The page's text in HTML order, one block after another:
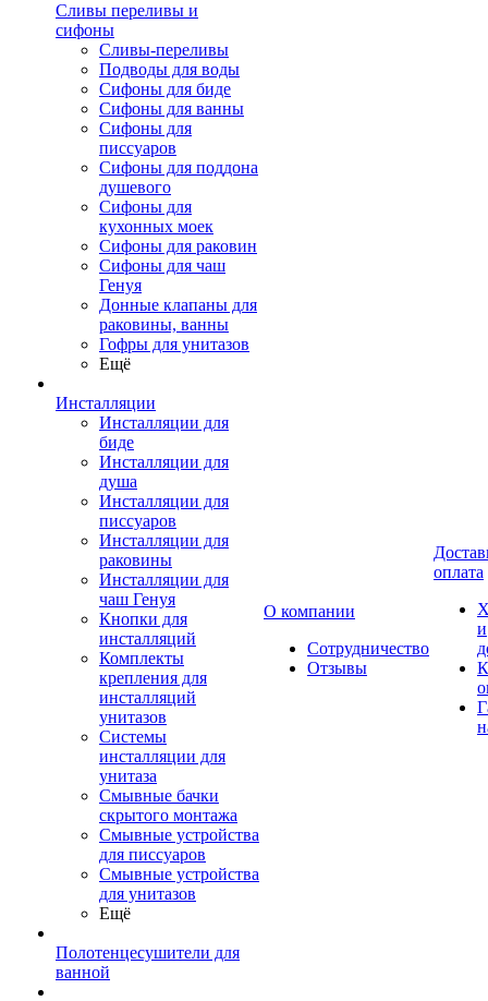
Сливы переливы и
сифоны
Сливы-переливы
Подводы для воды
Сифоны для биде
Сифоны для ванны
Сифоны для
писсуаров
Сифоны для поддона
душевого
Сифоны для
кухонных моек
Сифоны для раковин
Сифоны для чаш
Генуя
Донные клапаны для
раковины, ванны
Гофры для унитазов
Ещё
Инсталляции
Инсталляции для
биде
Инсталляции для
душа
Инсталляции для
писсуаров
Инсталляции для
раковины
Инсталляции для
чаш Генуя
Кнопки для
инсталляций
Комплекты
крепления для
инсталляций
унитазов
Системы
инсталляции для
унитаза
Смывные бачки
скрытого монтажа
Смывные устройства
для писсуаров
Смывные устройства
для унитазов
Ещё
Полотенцесушители для
ванной
О компании
Сотрудничество
Отзывы
оплата
и